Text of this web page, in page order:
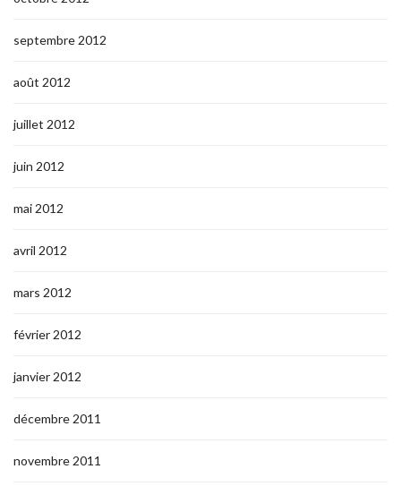
septembre 2012
août 2012
juillet 2012
juin 2012
mai 2012
avril 2012
mars 2012
février 2012
janvier 2012
décembre 2011
novembre 2011